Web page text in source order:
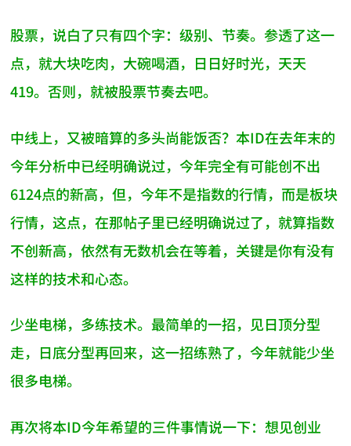
股票，说白了只有四个字：级别、节奏。参透了这一
点，就大块吃肉，大碗喝酒，日日好时光，天天
419。否则，就被股票节奏去吧。
中线上，又被暗算的多头尚能饭否？本ID在去年末的
今年分析中已经明确说过，今年完全有可能创不出
6124点的新高，但，今年不是指数的行情，而是板块
行情，这点，在那帖子里已经明确说过了，就算指数
不创新高，依然有无数机会在等着，关键是你有没有
这样的技术和心态。
少坐电梯，多练技术。最简单的一招，见日顶分型
走，日底分型再回来，这一招练熟了，今年就能少坐
很多电梯。
再次将本ID今年希望的三件事情说一下：想见创业